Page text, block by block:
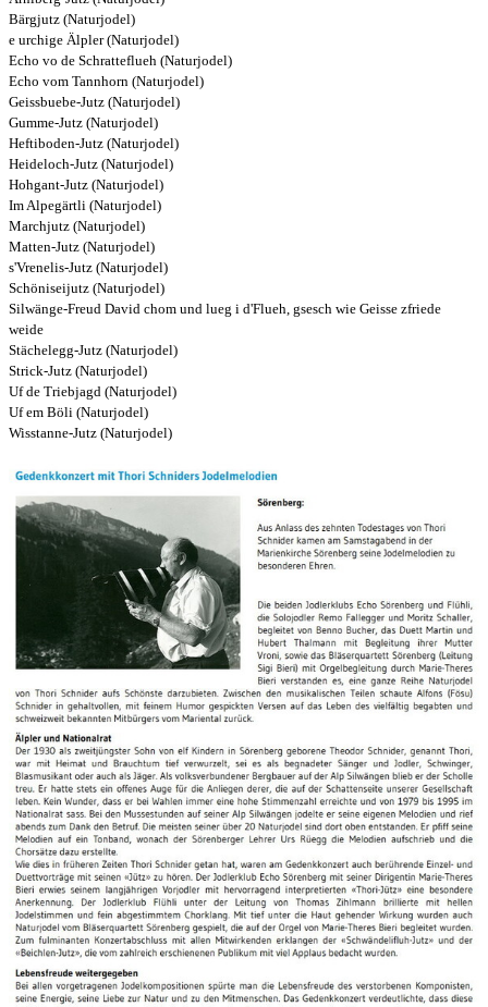
Bärgjutz (Naturjodel)
e urchige Älpler (Naturjodel)
Echo vo de Schratteflueh (Naturjodel)
Echo vom Tannhorn (Naturjodel)
Geissbuebe-Jutz (Naturjodel)
Gumme-Jutz (Naturjodel)
Heftiboden-Jutz (Naturjodel)
Heideloch-Jutz (Naturjodel)
Hohgant-Jutz (Naturjodel)
Im Alpegärtli (Naturjodel)
Marchjutz (Naturjodel)
Matten-Jutz (Naturjodel)
s'Vrenelis-Jutz (Naturjodel)
Schöniseijutz (Naturjodel)
Silwänge-Freud David chom und lueg i d'Flueh, gsesch wie Geisse zfriede
weide
Stächelegg-Jutz (Naturjodel)
Strick-Jutz (Naturjodel)
Uf de Triebjagd (Naturjodel)
Uf em Böli (Naturjodel)
Wisstanne-Jutz (Naturjodel)